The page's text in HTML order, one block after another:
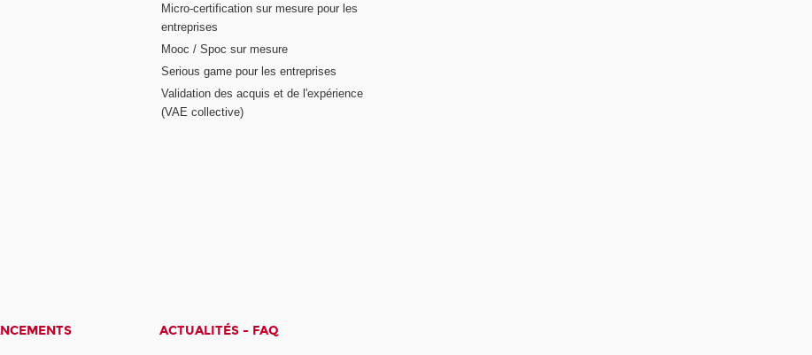
Micro-certification sur mesure pour les
entreprises
Mooc / Spoc sur mesure
Serious game pour les entreprises
Validation des acquis et de l'expérience
(VAE collective)
ACTUALITÉS - FAQ